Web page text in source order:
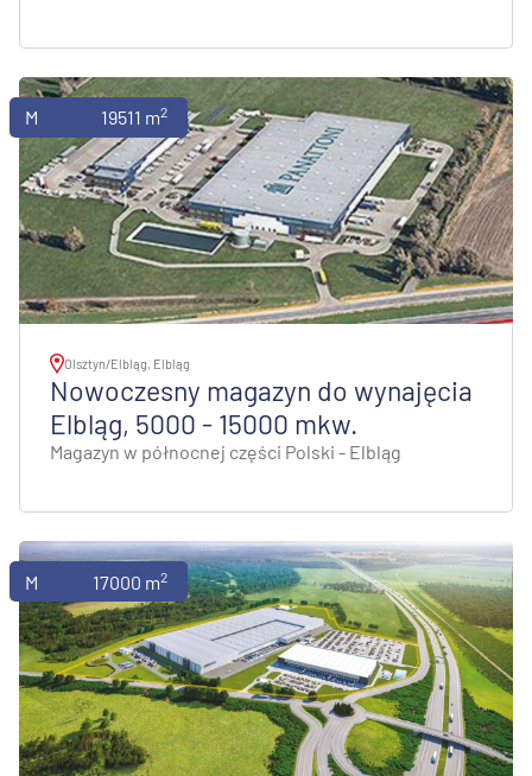
Magazyny19511 m2
Olsztyn/Elbląg, Elbląg
Nowoczesny magazyn do wynajęcia
Elbląg, 5000 - 15000 mkw.
Magazyn w północnej części Polski - Elbląg
Magazyny17000 m2